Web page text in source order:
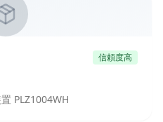
信頼度高
PLZ1004WH